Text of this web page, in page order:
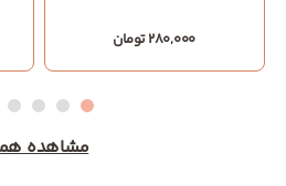
280,000 تومان
مشاهده